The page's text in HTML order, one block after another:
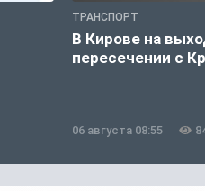
ТРАНСПОРТ
В Кирове на
пересечении с
06 августа 08:55